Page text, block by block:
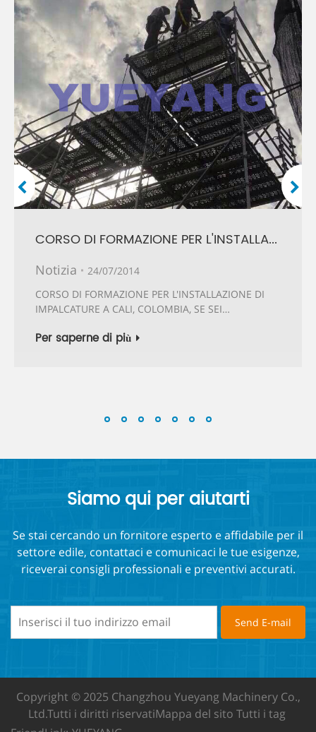
CORSO DI FORMAZIONE PER L'INSTALLAZIONE DI IMPALCATURE 2014
Notizia
24/07/2014
CORSO DI FORMAZIONE PER L'INSTALLAZIONE DI
IMPALCATURE A CALI, COLOMBIA, SE SEI
Per saperne di più
Siamo qui per aiutarti
Se stai cercando un fornitore esperto e affidabile per il
settore edile, contattaci e comunicaci le tue esigenze,
riceverai consigli professionali e preventivi accurati.
Copyright © 2025 Changzhou Yueyang Machinery Co.,
Ltd.Tutti i diritti riservatiMappa del sito Tutti i tag